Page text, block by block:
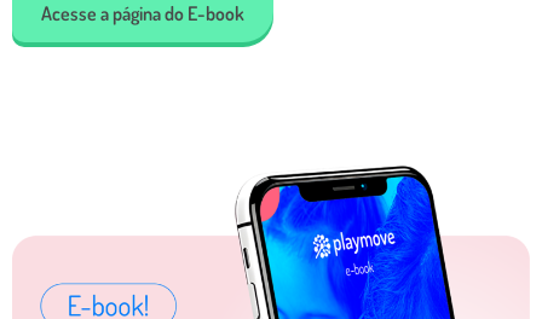
Acesse a página do E-book